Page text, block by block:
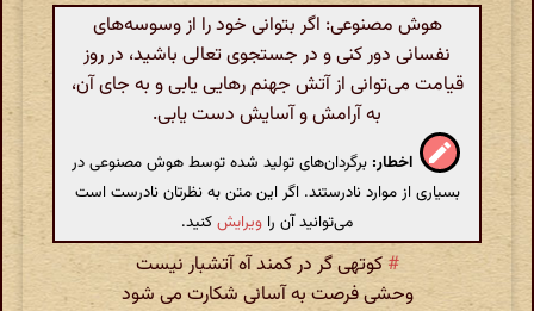
هوش مصنوعی: اگر بتوانی خود را از وسوسه‌های
نفسانی دور کنی و در جستجوی تعالی باشید، در روز
قیامت می‌توانی از آتش جهنم رهایی یابی و به جای آن،
به آرامش و آسایش دست یابی.
اخطار: برگردان‌های تولید شده توسط هوش مصنوعی در
بسیاری از موارد نادرستند. اگر این متن به نظرتان نادرست است
می‌توانید آن را ویرایشکنید.
# کوتهی گر در کمند آه آتشبار نیست
وحشی فرصت به آسانی شکارت می شود